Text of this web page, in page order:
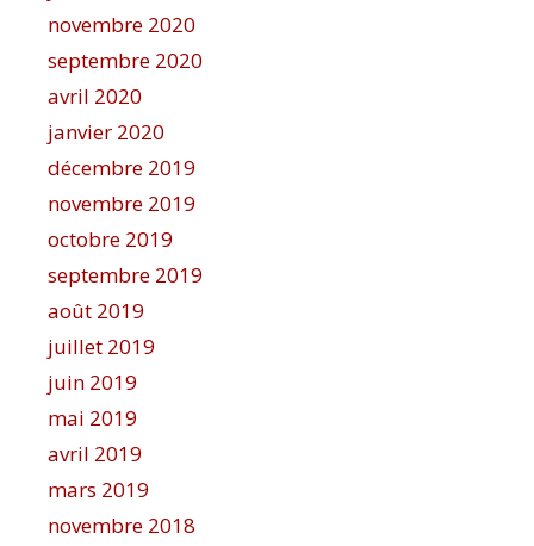
novembre 2020
septembre 2020
avril 2020
janvier 2020
décembre 2019
novembre 2019
octobre 2019
septembre 2019
août 2019
juillet 2019
juin 2019
mai 2019
avril 2019
mars 2019
novembre 2018